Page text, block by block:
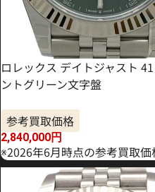
ロレックス デイトジャスト
ントグリーン文字盤
参考買取価格
2,840,000円
※2026年6月時点の参考買取価